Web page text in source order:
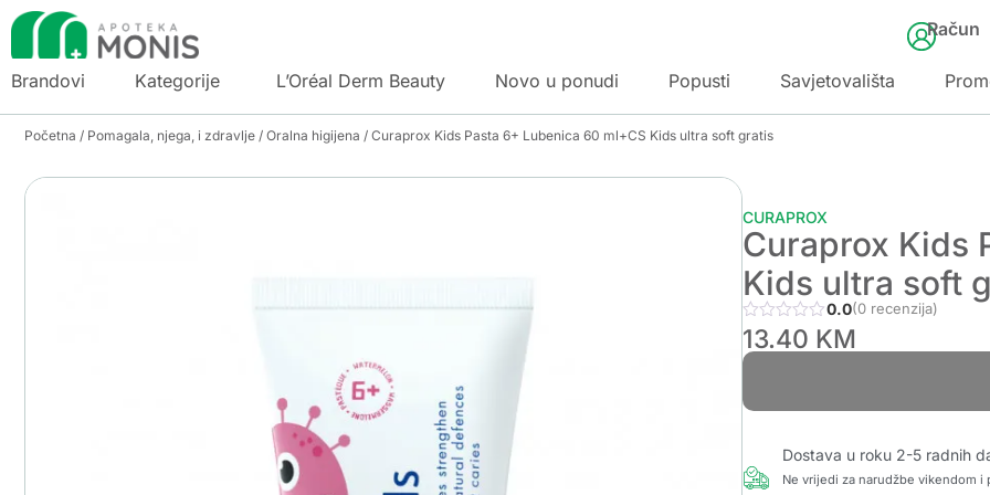
Račun
Brandovi Kategorije L’Oréal Derm Beauty Novo u ponudi Popusti Savjetovališta
Početna / Pomagala, njega, i zdravlje / Oralna higijena / Curaprox Kids Pasta 6+ Lubenica 60 ml+CS Kids ultra soft gratis
CURAPROX
Curaprox Kids
Kids ultra soft
0.0(0 recenzija)
13.40 KM
Dostava u roku 2-5 radnih
Ne vrijedi za narudžbe vikendom